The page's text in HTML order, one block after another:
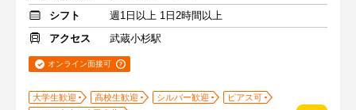
シフト
週1日以上 1日2時間以上
アクセス
武蔵小杉駅
オンライン面接可
大学生歓迎 高校生歓迎 シルバー歓迎
ピアス可